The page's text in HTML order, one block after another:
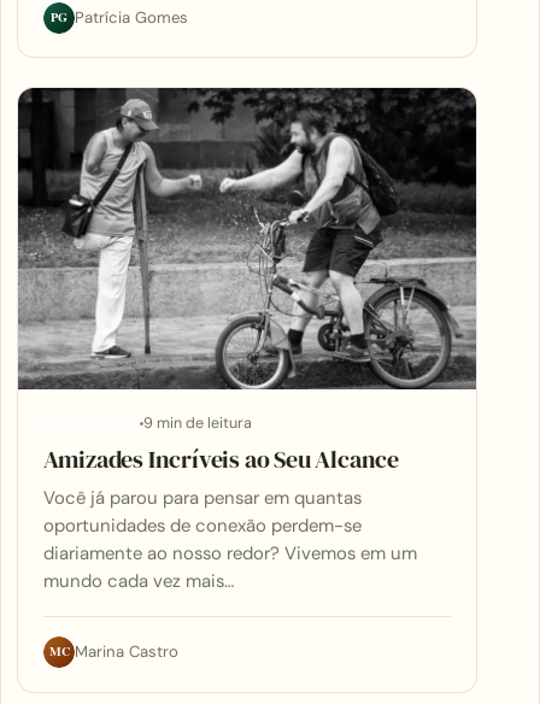
PG Patrícia Gomes
9 min de leitura
Amizades Incríveis ao Seu Alcance
Você já parou para pensar em quantas
oportunidades de conexão perdem-se
diariamente ao nosso redor? Vivemos em um
mundo cada vez mais…
MC Marina Castro